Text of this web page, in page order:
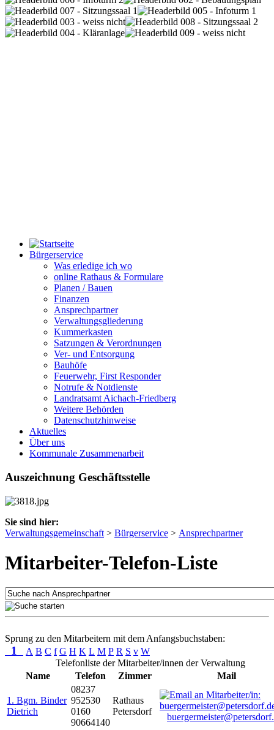
Bürgerservice
Was erledige ich wo
online Rathaus & Formulare
Planen / Bauen
Finanzen
Ansprechpartner
Verwaltungsgliederung
Kummerkasten
Satzungen & Verordnungen
Ver- und Entsorgung
Bauhöfe
Feuerwehr, First Responder
Notrufe & Notdienste
Landratsamt Aichach-Friedberg
Weitere Behörden
Datenschutzhinweise
Aktuelles
Über uns
Kommunale Zusammenarbeit
Auszeichnung Geschäftsstelle
Sie sind hier:
Verwaltungsgemeinschaft > Bürgerservice > Ansprechpartner
Mitarbeiter-Telefon-Liste
Sprung zu den Mitarbeitern mit dem Anfangsbuchstaben:
1 A B C f G H K L M P R S v W
Telefonliste der Mitarbeiter/innen der Verwaltung
Name
Telefon Zimmer Mail
1. Bgm. Binder
Dietrich
08237
952530
0160
90664140
Rathaus
Petersdorf